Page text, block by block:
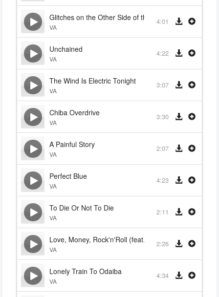
Glitches on the Other Side of the Rainbow
VA
4:01
Unchained
VA
4:22
The Wind Is Electric Tonight
VA
3:07
Chiba Overdrive
VA
3:30
A Painful Story
VA
2:07
Perfect Blue
VA
4:23
To Die Or Not To Die
VA
2:11
Love, Money, Rock'n'Roll (feat. Coconut Dog)
VA
2:26
Lonely Train To Odaiba
VA
4:34